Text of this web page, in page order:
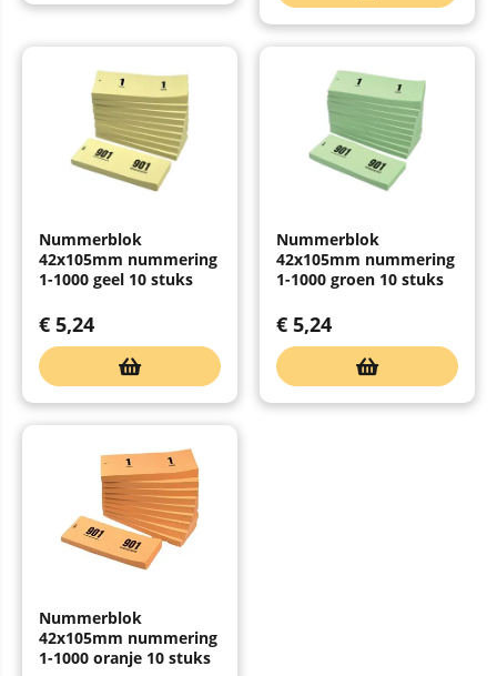
Nummerblok
42x105mm nummering
1-1000 geel 10 stuks
€ 5,24
Nummerblok
42x105mm nummering
1-1000 groen 10 stuks
€ 5,24
Nummerblok
42x105mm nummering
1-1000 oranje 10 stuks